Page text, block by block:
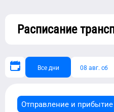
Расписание
Все дни 08 авг. сб
Отправление и прибытие